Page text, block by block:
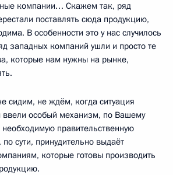
компании… Скажем так, ряд
поставлять сюда продукцию,
В особенности это у нас случилось
западных компаний ушли и просто те
которые нам нужны на рынке,
сидим, не ждём, когда ситуация
особый механизм, по Вашему
правительственную
сути, принудительно выдаёт
которые готовы производить